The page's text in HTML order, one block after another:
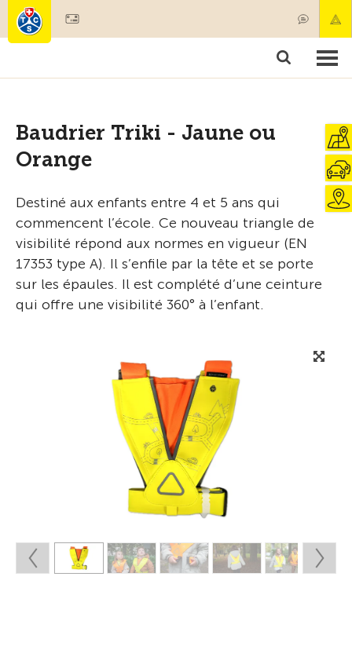
Produits & services
Baudrier Triki - Jaune ou
Orange
Destiné aux enfants entre 4 et 5 ans qui
commencent l’école. Ce nouveau triangle de
visibilité répond aux normes en vigueur (EN
17353 type A). Il s’enfile par la tête et se porte
sur les épaules. Il est complété d’une ceinture
qui offre une visibilité 360° à l’enfant.